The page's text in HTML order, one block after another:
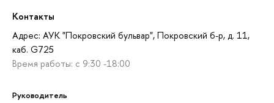
Контакты
Адрес: АУК "Покровский бульвар", Покровский б-р, д. 11,
каб. G725
Время работы: c 9:30 -18:00
Руководитель